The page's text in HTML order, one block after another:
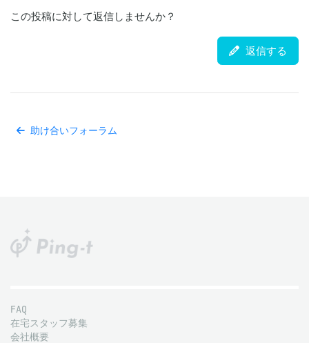
この投稿に対して返信しませんか？
返信する
助け合いフォーラム
FAQ
在宅スタッフ募集
会社概要